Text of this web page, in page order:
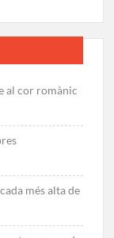
al cor romànic
més alta de